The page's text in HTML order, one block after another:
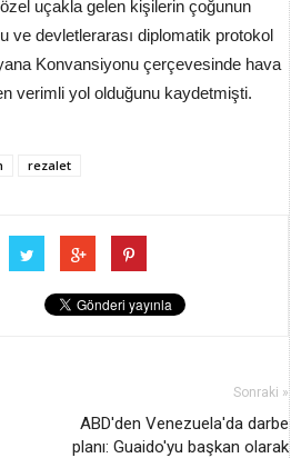
uçakla gelen kişilerin çoğunun
ve devletlerarası diplomatik protokol
Konvansiyonu çerçevesinde hava
verimli yol olduğunu kaydetmişti.
rezalet
Sonraki »
ABD'den Venezuela'da darbe
planı: Guaido'yu başkan olarak